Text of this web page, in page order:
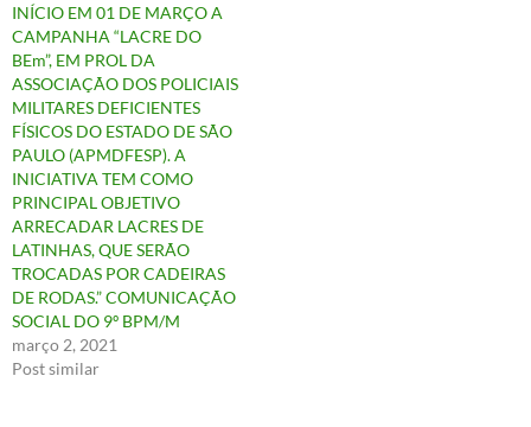
INÍCIO EM 01 DE MARÇO A
CAMPANHA “LACRE DO
BEm”, EM PROL DA
ASSOCIAÇÃO DOS POLICIAIS
MILITARES DEFICIENTES
FÍSICOS DO ESTADO DE SÃO
PAULO (APMDFESP). A
INICIATIVA TEM COMO
PRINCIPAL OBJETIVO
ARRECADAR LACRES DE
LATINHAS, QUE SERÃO
TROCADAS POR CADEIRAS
DE RODAS.” COMUNICAÇÃO
SOCIAL DO 9º BPM/M
março 2, 2021
Post similar